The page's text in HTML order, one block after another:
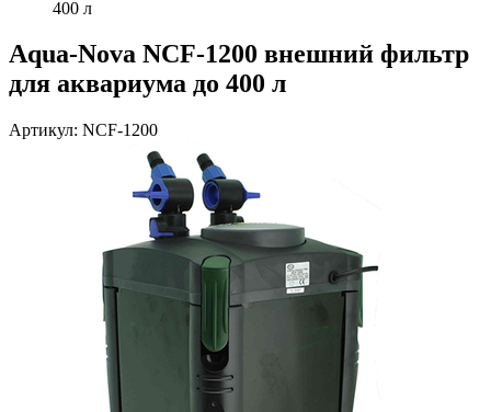
400 л
Aqua-Nova NCF-1200 внешний фильтр
для аквариума до 400 л
Артикул: NCF-1200